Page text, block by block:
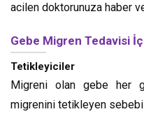
acilen doktorunuza haber
Gebe Migren Tedavisi
Tetikleyiciler
Migreni olan gebe her
migrenini tetikleyen